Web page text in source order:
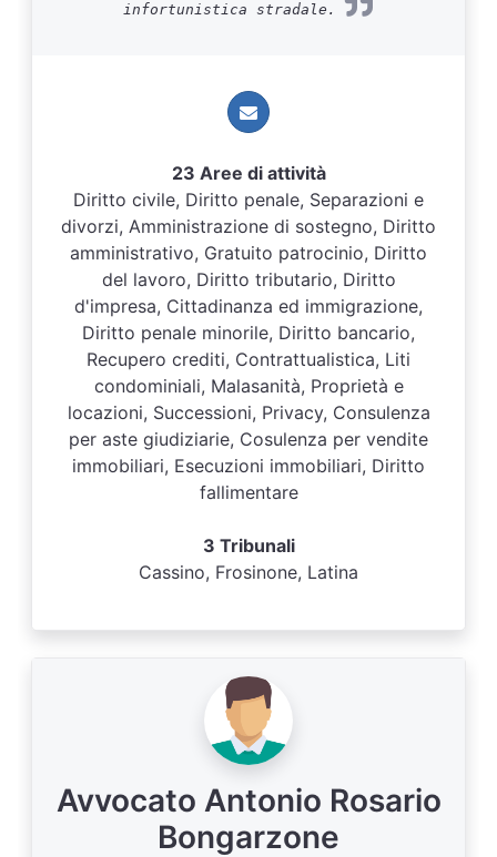
infortunistica stradale.
23 Aree di attività
Diritto civile, Diritto penale, Separazioni e
divorzi, Amministrazione di sostegno, Diritto
amministrativo, Gratuito patrocinio, Diritto
del lavoro, Diritto tributario, Diritto
d'impresa, Cittadinanza ed immigrazione,
Diritto penale minorile, Diritto bancario,
Recupero crediti, Contrattualistica, Liti
condominiali, Malasanità, Proprietà e
locazioni, Successioni, Privacy, Consulenza
per aste giudiziarie, Cosulenza per vendite
immobiliari, Esecuzioni immobiliari, Diritto
fallimentare
3 Tribunali
Cassino, Frosinone, Latina
Avvocato Antonio Rosario
Bongarzone